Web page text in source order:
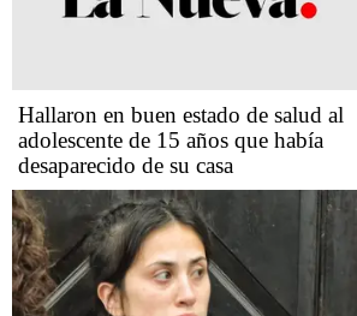
Hallaron en buen estado de salud al
adolescente de 15 años que había
desaparecido de su casa